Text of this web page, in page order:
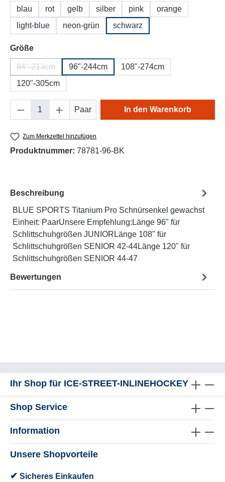
blau rot gelb silber pink
orange
light-blue
neon-grün schwarz
Größeauswählen
84"-213cm
(Diese Option ist zurzeit nicht verfügbar.)
96"-244cm
108"-274cm
120"-305cm
Produkt Anzahl: Gib den gewünschten
Paar In den Warenkorb
Zum Merkzettel hinzufügen
Produktnummer: 78781-96-BK
Beschreibung
BLUE SPORTS Titanium Pro Schnürsenkel gewachst
Einheit: PaarUnsere Empfehlung:Länge 96" für
Schlittschuhgrößen JUNIORLänge 108" für
Schlittschuhgrößen SENIOR 42-44Länge 120" für
Schlittschuhgrößen SENIOR 44-47
Bewertungen
Ihr Shop für ICE-STREET-INLINEHOCKEY
Shop Service
Information
Unsere Shopvorteile
✔ Sicheres Einkaufen